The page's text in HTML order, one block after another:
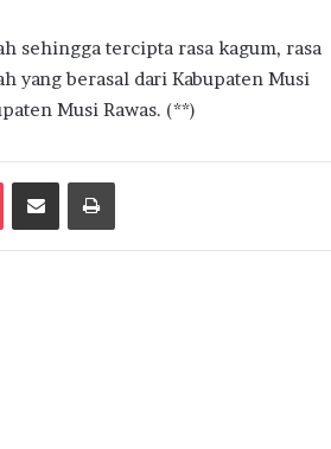
sehingga tercipta rasa kagum, rasa
yang berasal dari Kabupaten Musi
Musi Rawas. (**)
Pocket Share via Email Print